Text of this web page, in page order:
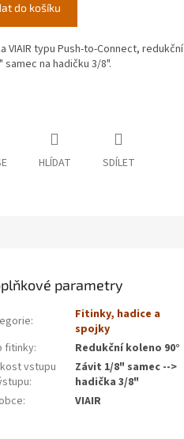
do košíku
VIAIR typu Push-to-Connect, redukční
na hadičku 3/8".
HLÍDAT SDÍLET
parametry
:
Fitinky, hadice a
spojky
fitinky:
Redukční koleno 90°
vstupu
:
Závit 1/8" samec -->
hadička 3/8"
: VIAIR